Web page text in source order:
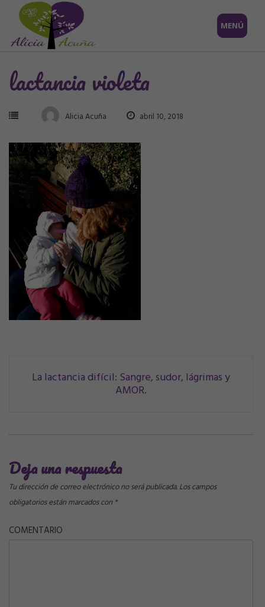
Saltar
contenido
MENÚ
lactancia violeta
Alicia Acuña abril 10, 2018
Navegación
La lactancia difícil: Sangre, sudor, lágrimas y
AMOR.
Deja una respuesta
Tu dirección de correo electrónico no será publicada.Los campos
obligatorios están marcados con *
COMENTARIO